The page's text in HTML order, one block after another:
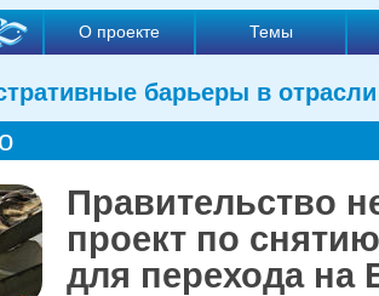
О проекте Темы
барьеры в отрасли
Правительство
проект по
для перехода на